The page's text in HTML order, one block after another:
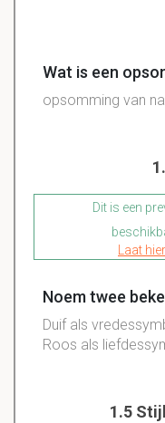
Wat is een
opsomming van
Dit is een
Laat
Noem twee
Duif als
Roos als
1.5